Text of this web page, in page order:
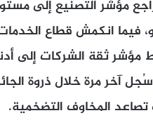
مؤشر التصنيع إلى
فيما انكمش قطاع
مؤشر ثقة الشركات إلى
آخر مرة خلال ذروة
المخاوف التضخمية.